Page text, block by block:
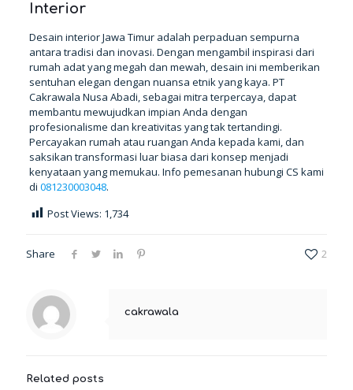
Interior
Desain interior Jawa Timur adalah perpaduan sempurna
antara tradisi dan inovasi. Dengan mengambil inspirasi dari
rumah adat yang megah dan mewah, desain ini memberikan
sentuhan elegan dengan nuansa etnik yang kaya. PT
Cakrawala Nusa Abadi, sebagai mitra terpercaya, dapat
membantu mewujudkan impian Anda dengan
profesionalisme dan kreativitas yang tak tertandingi.
Percayakan rumah atau ruangan Anda kepada kami, dan
saksikan transformasi luar biasa dari konsep menjadi
kenyataan yang memukau. Info pemesanan hubungi CS kami
di 081230003048.
Post Views: 1,734
Share 2
cakrawala
Related posts